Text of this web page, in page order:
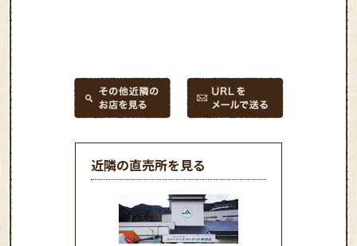
近隣の直売所を見る